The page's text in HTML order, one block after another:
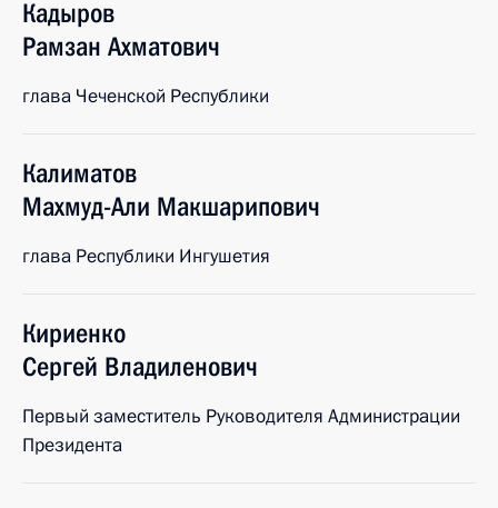
Кадыров
Рамзан Ахматович
глава Чеченской Республики
Калиматов
Махмуд-Али Макшарипович
глава Республики Ингушетия
Кириенко
Сергей Владиленович
Первый заместитель Руководителя Администрации
Президента